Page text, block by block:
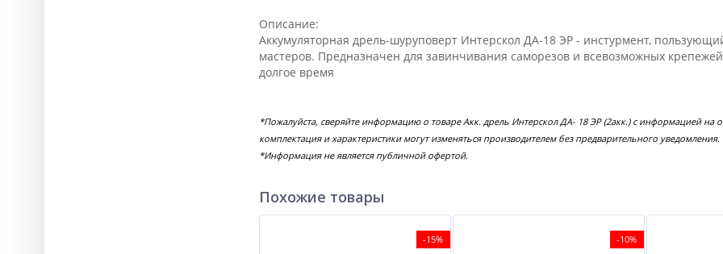
Описание:
Аккумуляторная дрель-шуруповерт Интерскол ДА-18 ЭР - инстурмент,
мастеров. Предназначен для завинчивания саморезов и всевозможных
долгое время
*Пожалуйста, сверяйте информацию о товаре Акк. дрель Интерскол ДА- 18 ЭР (2акк.) с информацией на
комплектация и характеристики могут изменяться производителем без предварительного уведомления.
*Информация не является публичной офертой.
Похожие товары
-15% -10%